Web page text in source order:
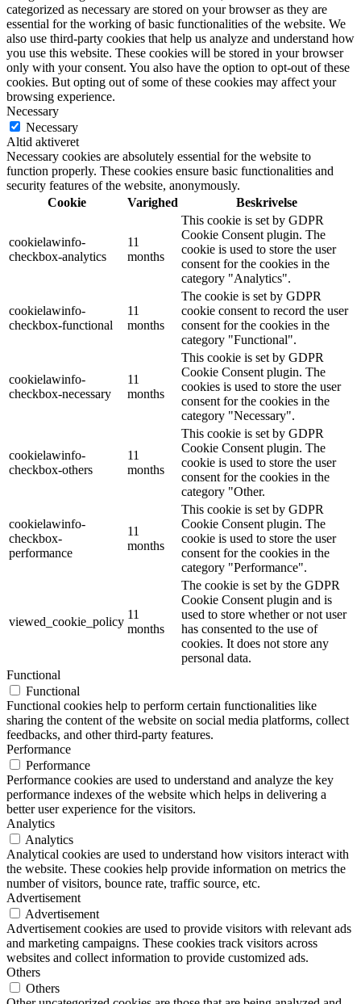
categorized as necessary are stored on your browser as they are
essential for the working of basic functionalities of the website. We
also use third-party cookies that help us analyze and understand how
you use this website. These cookies will be stored in your browser
only with your consent. You also have the option to opt-out of these
cookies. But opting out of some of these cookies may affect your
browsing experience.
Necessary
Necessary
Altid aktiveret
Necessary cookies are absolutely essential for the website to
function properly. These cookies ensure basic functionalities and
security features of the website, anonymously.
Cookie
Varighed Beskrivelse
cookielawinfo-
checkbox-analytics
11
months
This cookie is set by GDPR
Cookie Consent plugin. The
cookie is used to store the user
consent for the cookies in the
category "Analytics".
cookielawinfo-
checkbox-functional
11
months
The cookie is set by GDPR
cookie consent to record the user
consent for the cookies in the
category "Functional".
cookielawinfo-
checkbox-necessary
11
months
This cookie is set by GDPR
Cookie Consent plugin. The
cookies is used to store the user
consent for the cookies in the
category "Necessary".
cookielawinfo-
checkbox-others
11
months
This cookie is set by GDPR
Cookie Consent plugin. The
cookie is used to store the user
consent for the cookies in the
category "Other.
cookielawinfo-
checkbox-
performance
11
months
This cookie is set by GDPR
Cookie Consent plugin. The
cookie is used to store the user
consent for the cookies in the
category "Performance".
viewed_cookie_policy
11
months
The cookie is set by the GDPR
Cookie Consent plugin and is
used to store whether or not user
has consented to the use of
cookies. It does not store any
personal data.
Functional
Functional
Functional cookies help to perform certain functionalities like
sharing the content of the website on social media platforms, collect
feedbacks, and other third-party features.
Performance
Performance
Performance cookies are used to understand and analyze the key
performance indexes of the website which helps in delivering a
better user experience for the visitors.
Analytics
Analytics
Analytical cookies are used to understand how visitors interact with
the website. These cookies help provide information on metrics the
number of visitors, bounce rate, traffic source, etc.
Advertisement
Advertisement
Advertisement cookies are used to provide visitors with relevant ads
and marketing campaigns. These cookies track visitors across
websites and collect information to provide customized ads.
Others
Others